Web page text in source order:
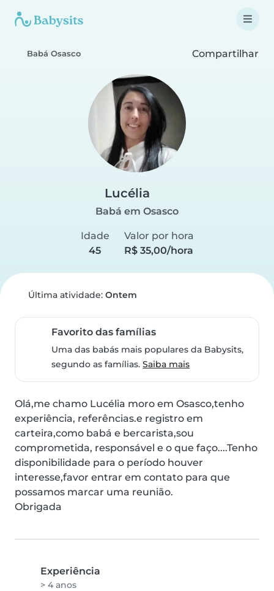
Babá Osasco Compartilhar
Lucélia
Babá em Osasco
Idade
45
Valor por hora
R$ 35,00/hora
Última atividade: Ontem
Favorito das famílias
Uma das babás mais populares da Babysits,
segundo as famílias.Saiba mais
Olá,me chamo Lucélia moro em Osasco,tenho
experiência, referências.e registro em
carteira,como babá e bercarista,sou
comprometida, responsável e o que faço....Tenho
disponibilidade para o período houver
interesse,favor entrar em contato para que
possamos marcar uma reunião.
Obrigada
Experiência
> 4 anos